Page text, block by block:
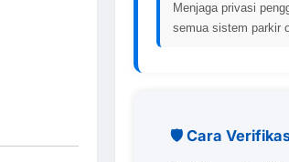
Menjaga privasi
semua sistem parkir
🛡️ Cara